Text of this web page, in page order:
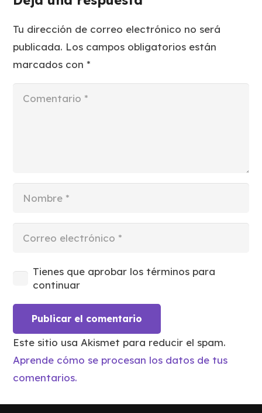
Tu dirección de correo electrónico no será
publicada. Los campos obligatorios están
marcados con*
Tienes que aprobar los términos para
continuar
Publicar el comentario
Este sitio usa Akismet para reducir el spam.
Aprende cómo se procesan los datos de tus
comentarios.